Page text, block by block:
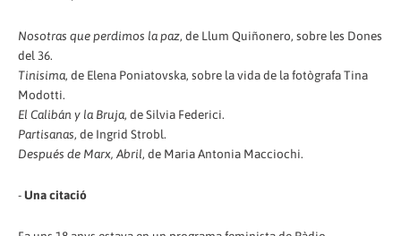
Nosotras que perdimos la paz, de Llum Quiñonero, sobre les Dones
del 36.
Tinisima, de Elena Poniatovska, sobre la vida de la fotògrafa Tina
Modotti.
El Calibán y la Bruja, de Silvia Federici.
Partisanas, de Ingrid Strobl.
Después de Marx, Abril, de Maria Antonia Macciochi.
-Una citació